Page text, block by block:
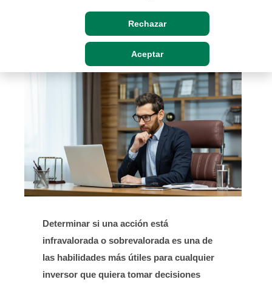
Rechazar
Aceptar
valor real con el análisis fundamental y
mejora tus decisiones de inversión.
Determinar si una acción está
infravalorada o sobrevalorada es una de
las habilidades más útiles para cualquier
inversor que quiera tomar decisiones